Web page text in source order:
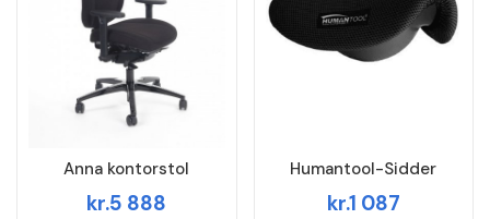
Anna kontorstol
kr.5 888
Humantool-Sidder
kr.1 087